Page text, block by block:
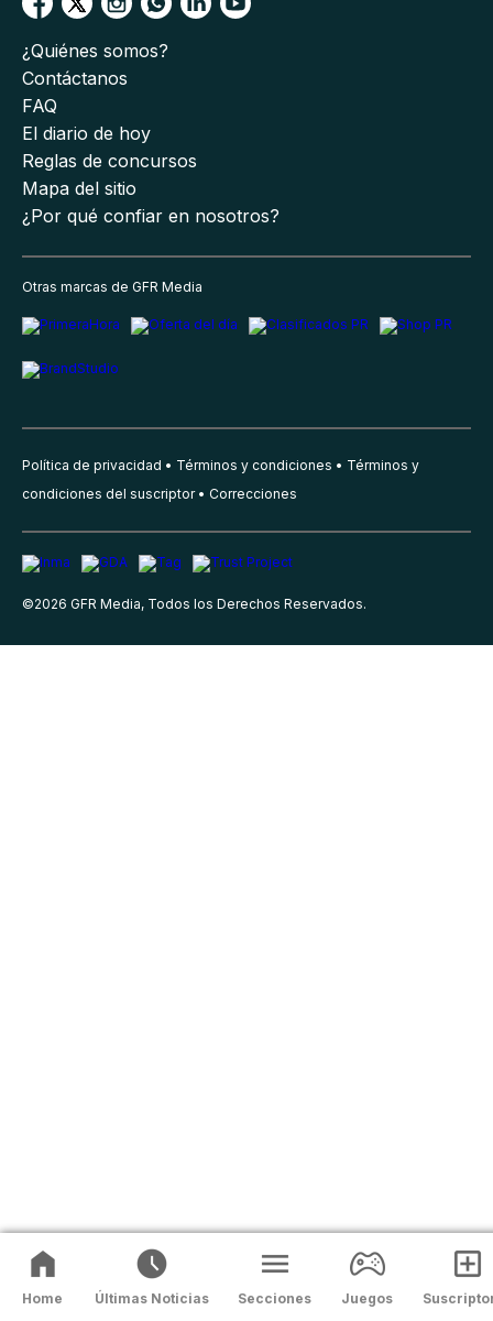
¿Quiénes somos?
Contáctanos
FAQ
El diario de hoy
Reglas de concursos
Mapa del sitio
¿Por qué confiar en nosotros?
Otras marcas de GFR Media
Política de privacidad Términos y condiciones
Términos y
condiciones del suscriptor
Correcciones
©2026 GFR Media, Todos los Derechos Reservados.
Home Últimas Noticias Secciones Juegos